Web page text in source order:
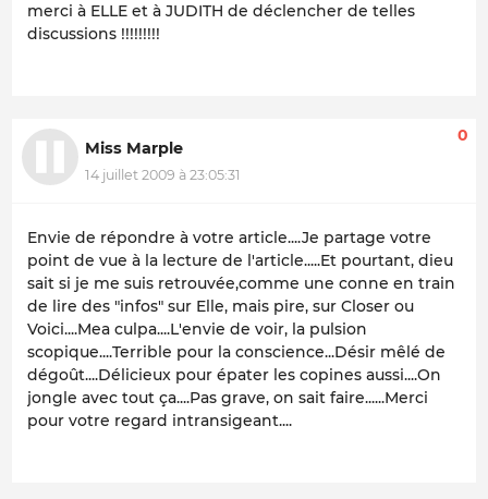
merci à ELLE et à JUDITH de déclencher de telles
discussions !!!!!!!!!
Miss Marple
14 juillet 2009 à 23:05:31
0
Envie de répondre à votre article....Je partage votre
point de vue à la lecture de l'article.....Et pourtant, dieu
sait si je me suis retrouvée,comme une conne en train
de lire des "infos" sur Elle, mais pire, sur Closer ou
Voici....Mea culpa....L'envie de voir, la pulsion
scopique....Terrible pour la conscience...Désir mêlé de
dégoût....Délicieux pour épater les copines aussi....On
jongle avec tout ça....Pas grave, on sait faire......Merci
pour votre regard intransigeant....